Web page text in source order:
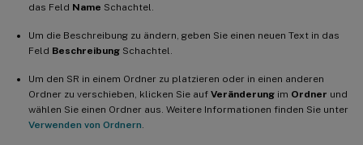
das Feld Name Schachtel.
Um die Beschreibung zu ändern, geben Sie einen neuen Text in das
Feld Beschreibung Schachtel.
Um den SR in einem Ordner zu platzieren oder in einen anderen
Ordner zu verschieben, klicken Sie auf Veränderung im Ordner und
wählen Sie einen Ordner aus. Weitere Informationen finden Sie unter
Verwenden von Ordnern